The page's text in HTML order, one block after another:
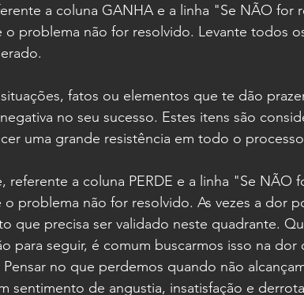
a coluna GANHA e a linha "Se NÃO for
o problema não for resolvido. Levante todos
fatos ou elementos que te dão
no seu sucesso. Estes itens são
uma grande resistência em todo o
referente a coluna PERDE e a linha "Se NÃO
problema não for resolvido. As vezes a dor
que precisa ser validado neste quadrante.
para seguir, é comum buscarmos isso na dor
no que perdemos quando não
sentimento de angustia, insatisfação e